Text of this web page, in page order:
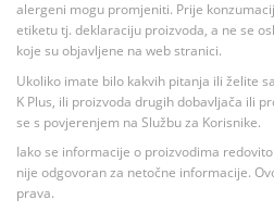
alergeni mogu promjeniti. Prije
etiketu tj. deklaraciju proizvoda, a ne se
koje su objavljene na web stranici.
Ukoliko imate bilo kakvih pitanja ili želite
K Plus, ili proizvoda drugih dobavljača ili
se s povjerenjem na Službu za Korisnike.
Iako se informacije o proizvodima
nije odgovoran za netočne informacije.
prava.